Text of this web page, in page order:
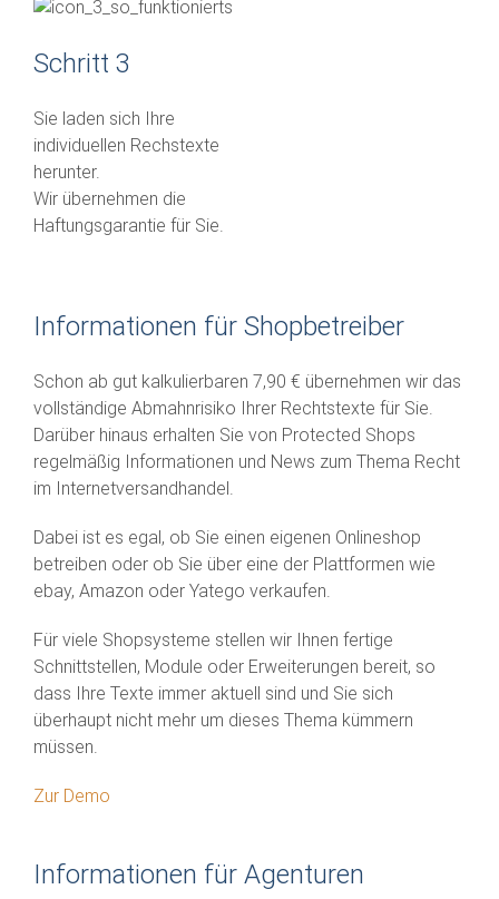
Schritt 3
Sie laden sich Ihre
individuellen Rechstexte
herunter.
Wir übernehmen die
Haftungsgarantie für Sie.
Informationen für Shopbetreiber
Schon ab gut kalkulierbaren 7,90 € übernehmen wir das
vollständige Abmahnrisiko Ihrer Rechtstexte für Sie.
Darüber hinaus erhalten Sie von Protected Shops
regelmäßig Informationen und News zum Thema Recht
im Internetversandhandel.
Dabei ist es egal, ob Sie einen eigenen Onlineshop
betreiben oder ob Sie über eine der Plattformen wie
ebay, Amazon oder Yatego verkaufen.
Für viele Shopsysteme stellen wir Ihnen fertige
Schnittstellen, Module oder Erweiterungen bereit, so
dass Ihre Texte immer aktuell sind und Sie sich
überhaupt nicht mehr um dieses Thema kümmern
müssen.
Zur Demo
Informationen für Agenturen